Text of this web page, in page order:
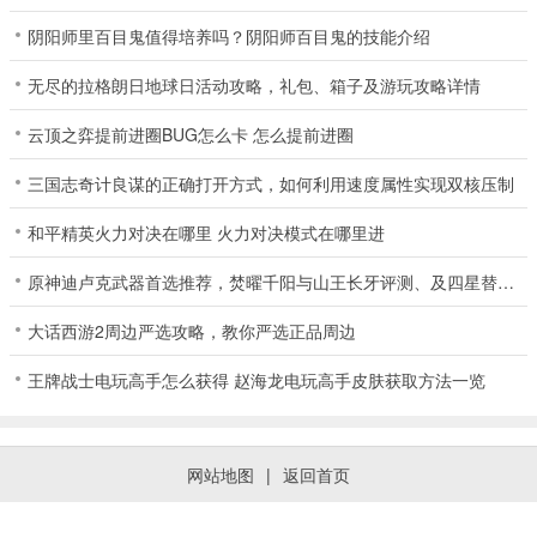
阴阳师里百目鬼值得培养吗？阴阳师百目鬼的技能介绍
无尽的拉格朗日地球日活动攻略，礼包、箱子及游玩攻略详情
云顶之弈提前进圈BUG怎么卡 怎么提前进圈
三国志奇计良谋的正确打开方式，如何利用速度属性实现双核压制
和平精英火力对决在哪里 火力对决模式在哪里进
原神迪卢克武器首选推荐，焚曜千阳与山王长牙评测、及四星替代方案
大话西游2周边严选攻略，教你严选正品周边
王牌战士电玩高手怎么获得 赵海龙电玩高手皮肤获取方法一览
网站地图 | 返回首页